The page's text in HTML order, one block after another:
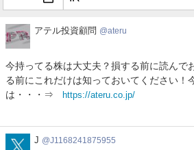
ア
投
資
顧
アテル投資顧問 ateru
今持ってる株は大丈夫？損する前に読んで
る前にこれだけは知っておいてください！
は・・・⇒
https://ateru.co.jp/
J1168241875955
J J1168241875955